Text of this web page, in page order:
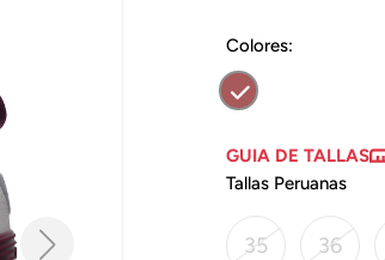
Colores:
GUIA DE TALLAS
Tallas Peruanas
35 36